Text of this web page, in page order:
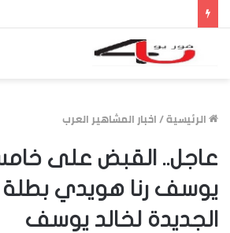
الرئيسية/اخبار المشاهير العرب
عاجل.. القبض على
يوسف رنا هويدي بطلة
الجديدة لخالد يوسف